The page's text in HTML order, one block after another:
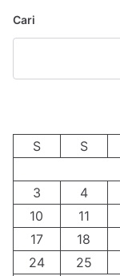
Cari
S
S
3
4
10
11
17
18
24
25